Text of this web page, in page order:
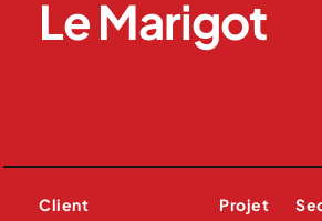
Le Marigot
Client Projet